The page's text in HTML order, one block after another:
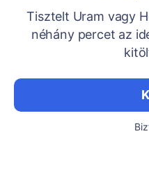
Tisztelt Uram vagy
néhány percet az